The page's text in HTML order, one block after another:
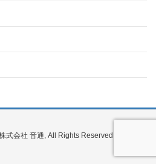
式会社 音通, All Rights Reserved.